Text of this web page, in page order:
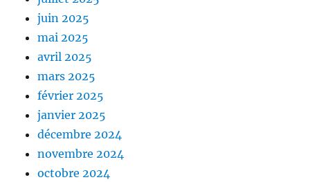
juin 2025
mai 2025
avril 2025
mars 2025
février 2025
janvier 2025
décembre 2024
novembre 2024
octobre 2024